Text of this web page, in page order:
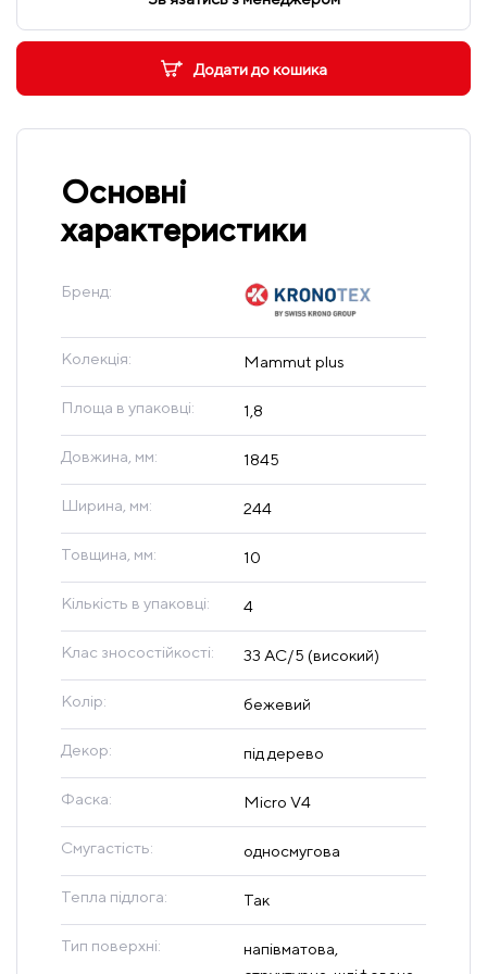
Додати до кошика
Основні
характеристики
Бренд:
Колекція: Mammut plus
Площа в упаковці: 1,8
Довжина, мм: 1845
Ширина, мм: 244
Товщина, мм: 10
Кількість в упаковці: 4
Клас зносостійкості: 33 AC/5 (високий)
Колір: бежевий
Декор: під дерево
Фаска: Micro V4
Смугастість: односмугова
Тепла підлога: Так
Тип поверхні:
напівматова,